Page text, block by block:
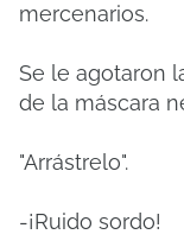
mercenarios.
Se le agotaron
de la máscara
"Arrástrelo".
-¡Ruido sordo!